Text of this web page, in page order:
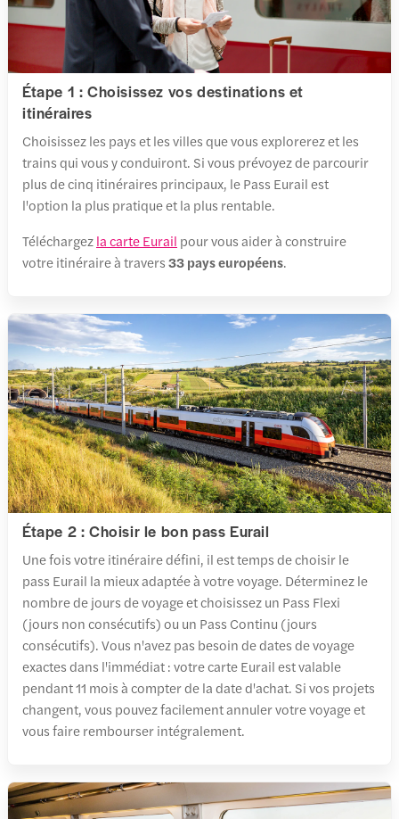
Étape 1 : Choisissez vos destinations et
itinéraires
Choisissez les pays et les villes que vous explorerez et les
trains qui vous y conduiront. Si vous prévoyez de parcourir
plus de cinq itinéraires principaux, le Pass Eurail est
l'option la plus pratique et la plus rentable.
Téléchargezla carte Eurail pour vous aider à construire
votre itinéraire à travers33 pays européens.
Étape 2 : Choisir le bon pass Eurail
Une fois votre itinéraire défini, il est temps de choisir le
pass Eurail la mieux adaptée à votre voyage. Déterminez le
nombre de jours de voyage et choisissez un Pass Flexi
(jours non consécutifs) ou un Pass Continu (jours
consécutifs). Vous n'avez pas besoin de dates de voyage
exactes dans l'immédiat : votre carte Eurail est valable
pendant 11 mois à compter de la date d'achat. Si vos projets
changent, vous pouvez facilement annuler votre voyage et
vous faire rembourser intégralement.